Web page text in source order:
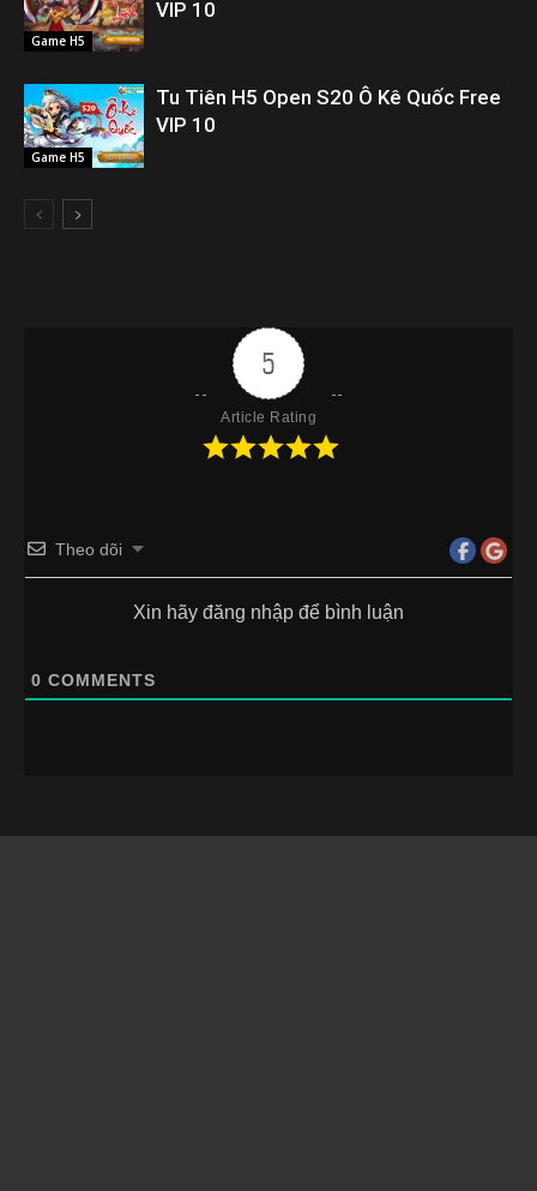
Game H5
VIP 10
Game H5
Tu Tiên H5 Open S20 Ô Kê Quốc Free
VIP 10
5
Article Rating
Theo dõi
Xin hãy đăng nhập để bình luận
0 COMMENTS